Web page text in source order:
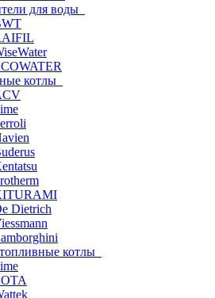
для воды
котлы
Dietrich
котлы